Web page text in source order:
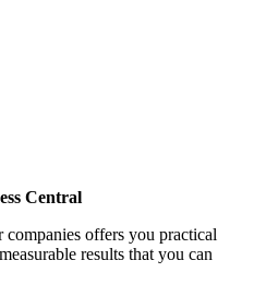
Central
offers you practical
results that you can